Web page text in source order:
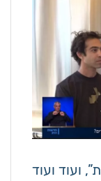
ועוד ועוד